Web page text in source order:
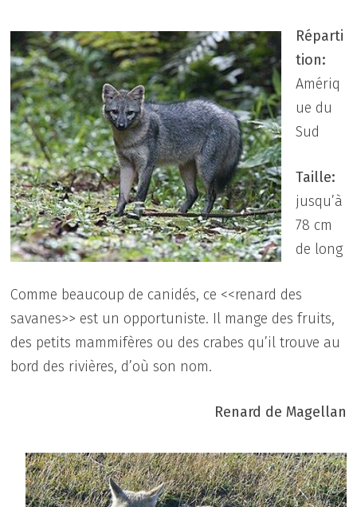
Réparti
tion:
Amériq
ue du
Sud
Taille:
jusqu’à
78 cm
de long
Comme beaucoup de canidés, ce <<renard des
savanes>> est un opportuniste. Il mange des fruits,
des petits mammifères ou des crabes qu’il trouve au
bord des rivières, d’où son nom.
Renard de Magellan